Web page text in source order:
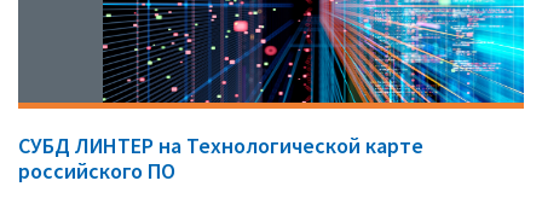
СУБД ЛИНТЕР на Технологической карте
российского ПО